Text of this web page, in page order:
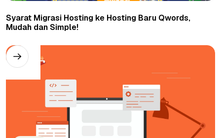
Syarat Migrasi Hosting ke Hosting Baru Qwords,
Mudah dan Simple!